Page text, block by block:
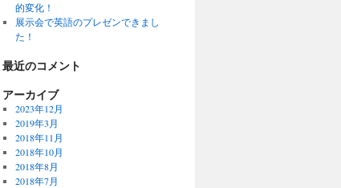
的変化！
展示会で英語のプレゼンできまし
た！
最近のコメント
アーカイブ
2023年12月
2019年3月
2018年11月
2018年10月
2018年8月
2018年7月